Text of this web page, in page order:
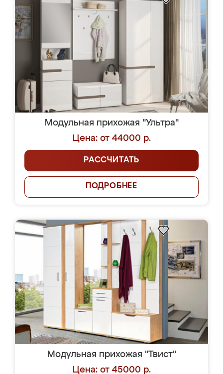
Модульная прихожая "Ультра"
Цена: от 44000 р.
РАССЧИТАТЬ
ПОДРОБНЕЕ
Модульная прихожая "Твист"
Цена: от 45000 р.